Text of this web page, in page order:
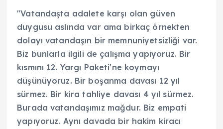
"Vatandaşta adalete karşı olan güven
duygusu aslında var ama birkaç örnekten
dolayı vatandaşın bir memnuniyetsizliği var.
Biz bunlarla ilgili de çalışma yapıyoruz. Bir
kısmını 12. Yargı Paketi'ne koymayı
düşünüyoruz. Bir boşanma davası 12 yıl
sürmez. Bir kira tahliye davası 4 yıl sürmez.
Burada vatandaşımız mağdur. Biz empati
yapıyoruz. Aynı davada bir hakim kiracı